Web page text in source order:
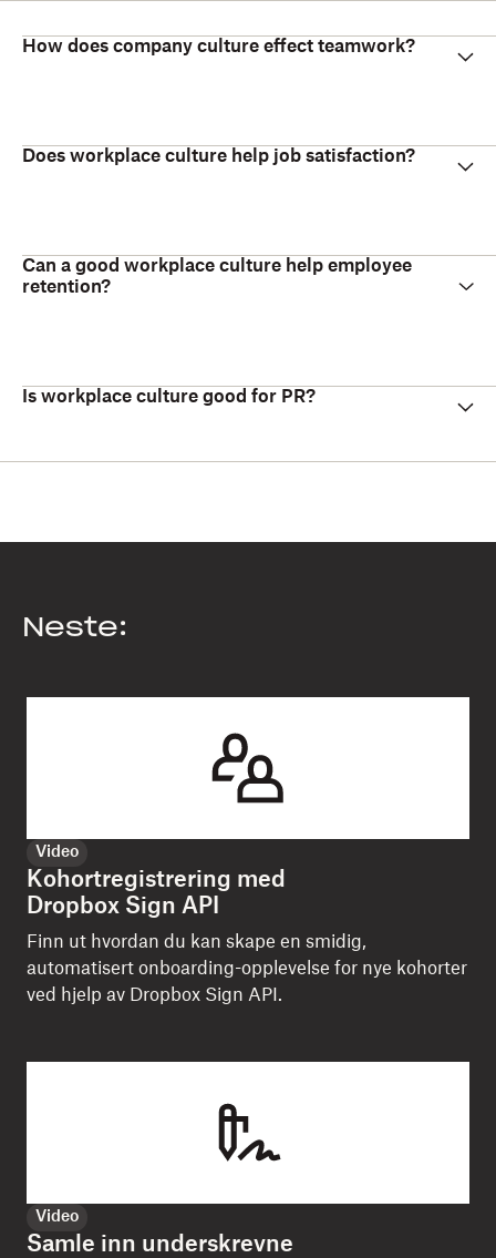
How does company culture effect teamwork?
Does workplace culture help job satisfaction?
Can a good workplace culture help employee
retention?
Is workplace culture good for PR?
Neste:
Video
Kohortregistrering med
Dropbox Sign API
Finn ut hvordan du kan skape en smidig,
automatisert onboarding-opplevelse for nye kohorter
ved hjelp av Dropbox Sign API.
Video
Samle inn underskrevne